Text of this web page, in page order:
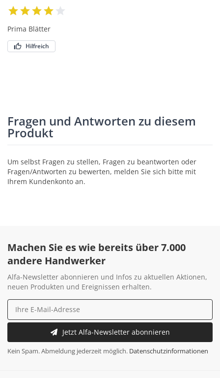
Prima Blätter
Hilfreich
Fragen und Antworten zu diesem
Produkt
Um selbst Fragen zu stellen, Fragen zu beantworten oder
Fragen/Antworten zu bewerten, melden Sie sich bitte mit
Ihrem Kundenkonto an.
Machen Sie es wie bereits über 7.000
andere Handwerker
Alfa-Newsletter abonnieren und Infos zu aktuellen Aktionen,
neuen Produkten und Ereignissen erhalten.
Jetzt Alfa-Newsletter abonnieren
Kein Spam. Abmeldung jederzeit möglich. Datenschutzinformationen